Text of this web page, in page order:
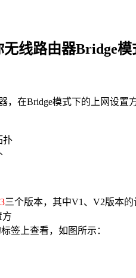
线路由器Bridge模
，在Bridge模式下的上网设
三个版本，其中V1、V2版本
方
签上查看，如图所示：